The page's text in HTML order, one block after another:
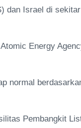
dan Israel di
Energy
normal
Pembangkit